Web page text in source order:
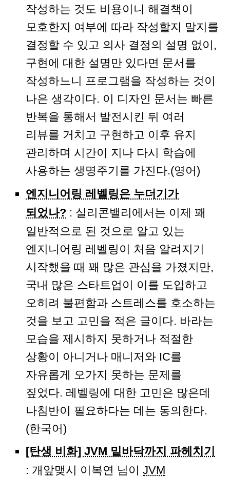
작성하는 것도 비용이니 해결책이
모호한지 여부에 따라 작성할지 말지를
결정할 수 있고 의사 결정의 설명 없이,
구현에 대한 설명만 있다면 문서를
작성하느니 프로그램을 작성하는 것이
나은 생각이다. 이 디자인 문서는 빠른
반복을 통해서 발전시킨 뒤 여러
리뷰를 거치고 구현하고 이후 유지
관리하며 시간이 지나 다시 학습에
사용하는 생명주기를 가진다.(영어)
엔지니어링 레벨링은 누더기가
되었나? : 실리콘밸리에서는 이제 꽤
일반적으로 된 것으로 알고 있는
엔지니어링 레벨링이 처음 알려지기
시작했을 때 꽤 많은 관심을 가졌지만,
국내 많은 스타트업이 이를 도입하고
오히려 불편함과 스트레스를 호소하는
것을 보고 고민을 적은 글이다. 바라는
모습을 제시하지 못하거나 적절한
상황이 아니거나 매니저와 IC를
자유롭게 오가지 못하는 문제를
짚었다. 레벨링에 대한 고민은 많은데
나침반이 필요하다는 데는 동의한다.
(한국어)
[탄생 비화] JVM 밑바닥까지 파헤치기
: 개앞맺시 이복연 님이 JVM